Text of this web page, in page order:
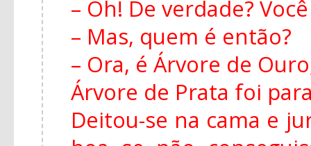
– Oh! De verdade?
– Mas, quem é então?
– Ora, é Árvore de
Árvore de Prata foi
Deitou-se na cama e